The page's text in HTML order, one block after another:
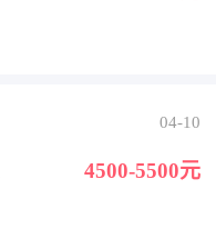
04-10
4500-5500元